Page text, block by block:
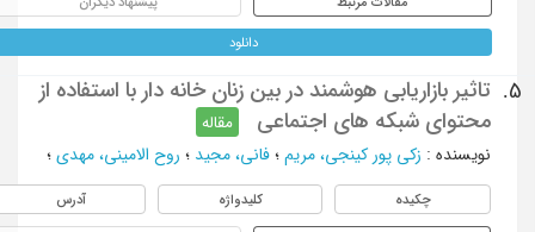
دانلود
5.
تاثیر بازاریابی هوشمند در بین زنان خانه دار با استفاده از
محتوای شبکه های اجتماعی
مقاله
نویسنده: زکی پور کینجی، مریم؛ فانی، مجید؛ روح الامینی، مهدی؛
چکیده کلیدواژه آدرس